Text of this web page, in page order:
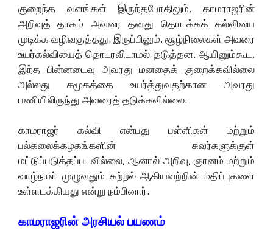
குறைந்த வளங்கள் இருந்தபோதிலும், காமராஜரின்
அறிவுத் தாகம் அவரை தனது தொடக்கக் கல்வியை
முடிக்க வழிவகுத்தது. இருப்பினும், சூழ்நிலைகள் அவரை
உயர்கல்வியைத் தொடரவிடாமல் தடுத்தன. ஆயினும்கூட,
இந்த பின்னடைவு அவரது மனதைக் குறைக்கவில்லை
அல்லது சமூகத்தை உயர்த்துவதற்கான அவரது
பணியிலிருந்து அவரைத் தடுக்கவில்லை.
காமராஜர் கல்வி என்பது பள்ளிகள் மற்றும்
பல்கலைக்கழகங்களின் சுவர்களுக்குள்
மட்டுப்படுத்தப்படவில்லை, ஆனால் அறிவு, ஞானம் மற்றும்
வாழ்நாள் முழுவதும் கற்றல் ஆகியவற்றின் மதிப்புகளை
உள்ளடக்கியது என்று நம்பினார்.
காமராஜரின் அரசியல் பயணம்